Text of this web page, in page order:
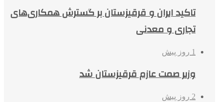
تاکید ایران و قرقیزستان بر گسترش همکاری‌های
تجاری و معدنی
1 روز پیش
وزیر صمت عازم قرقیزستان شد
2 روز پیش